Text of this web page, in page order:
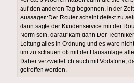
auf den anderen Tag begonnen, in der
Aussagen:Der Router scheint defekt zu
dann sagte der Kundenservice mir der
Norm sein, darauf kam dann Der
Leitung alles in Ordnung und es wäre
um zu schauen ob mit der Hausanlage
Daher verzweifel ich auch mit Vodafone,
getroffen werden.